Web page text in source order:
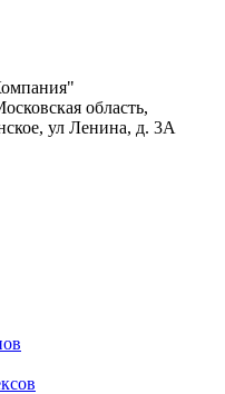
область,
ул Ленина, д. 3А